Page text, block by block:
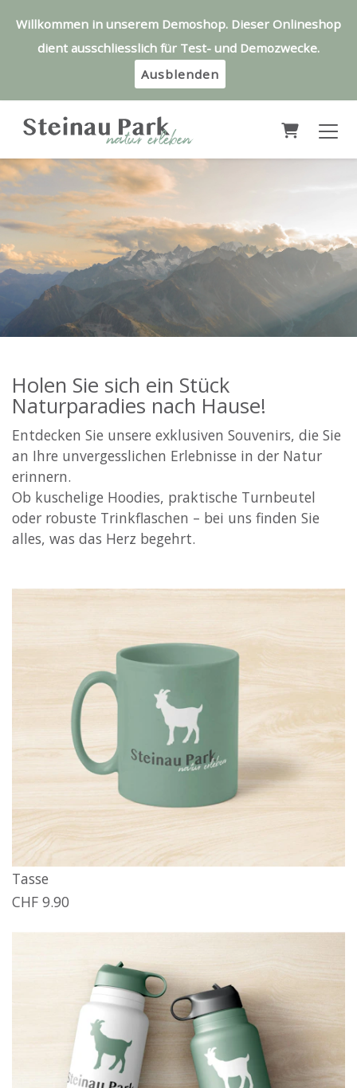
Willkommen in unserem Demoshop. Dieser Onlineshop
dient ausschliesslich für Test- und Demozwecke.
Ausblenden
Holen Sie sich ein Stück
Naturparadies nach Hause!
Entdecken Sie unsere exklusiven Souvenirs, die Sie
an Ihre unvergesslichen Erlebnisse in der Natur
erinnern.
Ob kuschelige Hoodies, praktische Turnbeutel
oder robuste Trinkflaschen – bei uns finden Sie
alles, was das Herz begehrt.
Tasse
CHF 9.90